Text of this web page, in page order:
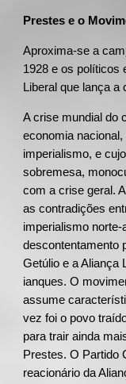
Prestes e o
Aproxima-se a
1928 e os políticos
Liberal que lança a
A crise mundial do
economia
imperialismo, e
sobremesa,
com a crise geral.
as contradições
imperialismo
descontentamento
Getúlio e a Aliança
ianques. O
assume
vez foi o povo
para trair ainda
Prestes. O Partido
reacionário da